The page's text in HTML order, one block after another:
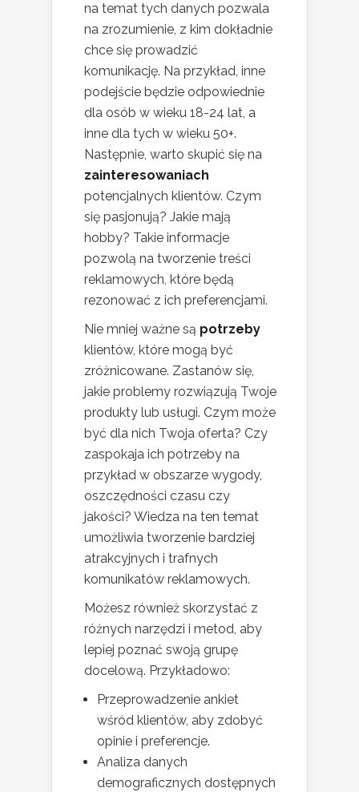
na temat tych danych pozwala
na zrozumienie, z kim dokładnie
chce się prowadzić
komunikację. Na przykład, inne
podejście będzie odpowiednie
dla osób w wieku 18-24 lat, a
inne dla tych w wieku 50+.
Następnie, warto skupić się na
zainteresowaniach
potencjalnych klientów. Czym
się pasjonują? Jakie mają
hobby? Takie informacje
pozwolą na tworzenie treści
reklamowych, które będą
rezonować z ich preferencjami.
Nie mniej ważne są potrzeby
klientów, które mogą być
zróżnicowane. Zastanów się,
jakie problemy rozwiązują Twoje
produkty lub usługi. Czym może
być dla nich Twoja oferta? Czy
zaspokaja ich potrzeby na
przykład w obszarze wygody,
oszczędności czasu czy
jakości? Wiedza na ten temat
umożliwia tworzenie bardziej
atrakcyjnych i trafnych
komunikatów reklamowych.
Możesz również skorzystać z
różnych narzędzi i metod, aby
lepiej poznać swoją grupę
docelową. Przykładowo:
Przeprowadzenie ankiet
wśród klientów, aby zdobyć
opinie i preferencje.
Analiza danych
demograficznych dostępnych